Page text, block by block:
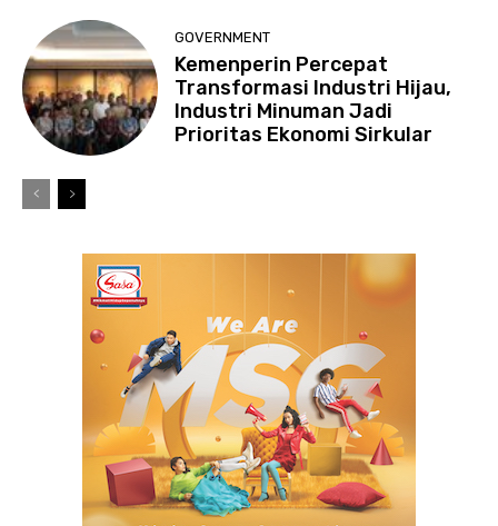
GOVERNMENT
Kemenperin Percepat
Transformasi Industri Hijau,
Industri Minuman Jadi
Prioritas Ekonomi Sirkular